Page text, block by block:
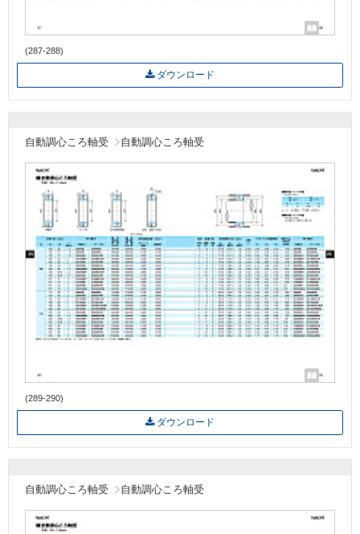
(287-288)
ダウンロード
自動調心ころ軸受 自動調心ころ軸受
(289-290)
ダウンロード
自動調心ころ軸受 自動調心ころ軸受